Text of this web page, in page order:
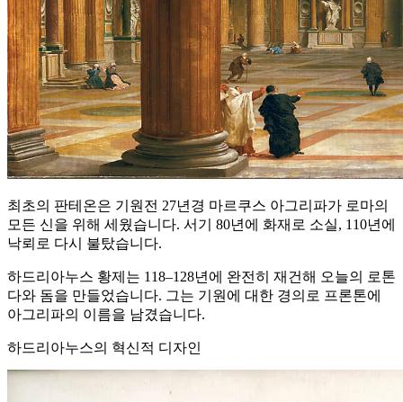
최초의 판테온은 기원전 27년경 마르쿠스 아그리파가 로마의
모든 신을 위해 세웠습니다. 서기 80년에 화재로 소실, 110년에
낙뢰로 다시 불탔습니다.
하드리아누스 황제는 118–128년에 완전히 재건해 오늘의 로톤
다와 돔을 만들었습니다. 그는 기원에 대한 경의로 프론톤에
아그리파의 이름을 남겼습니다.
하드리아누스의 혁신적 디자인